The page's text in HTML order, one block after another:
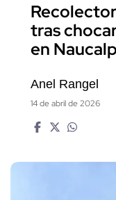
tras
en
Anel Rangel
14 de abril de 2026